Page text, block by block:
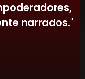
narrados."